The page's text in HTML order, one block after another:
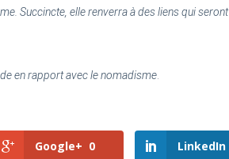
Succincte, elle renverra à des liens qui seront
en rapport avec le nomadisme
Google+ 0 LinkedIn